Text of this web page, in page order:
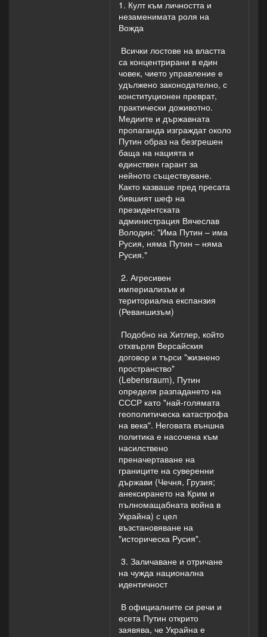
1. Култ към личността и
незаменимата роля на
Вожда
Всички лостове на властта
са концентрирани в един
човек, чието управление е
удължено законодателно, с
конституционен преврат,
практически доживотно.
Медиите и държавната
пропаганда изграждат около
Путин образ на безгрешен
баща на нацията и
единствен гарант за
нейното съществуване.
Както казваше пред пресата
бившият шеф на
президентската
администрация Вячеслав
Володин: "Има Путин – има
Русия, няма Путин – няма
Русия."
2. Агресивен
империализъм и
териториална експанзия
(Реваншизъм)
Подобно на Хитлер, който
отхвърля Версайския
договор и търси "жизнено
пространство"
(Lebensraum), Путин
определя разпадането на
СССР като "най-голямата
геополитическа катастрофа
на века". Неговата външна
политика е насочена към
насилствено
преначертаване на
границите на суверенни
държави (Чечня, Грузия;
анексирането на Крим и
пълномащабната война в
Украйна) с цел
възстановяване на
"историческа Русия".
3. Заличаване и отричане
на чужда национална
идентичност
В официалните си речи и
есета Путин открито
заявява, че Украйна е